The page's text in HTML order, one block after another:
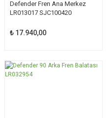
Defender Fren Ana Merkez
LR013017 SJC100420
₺ 17.940,00